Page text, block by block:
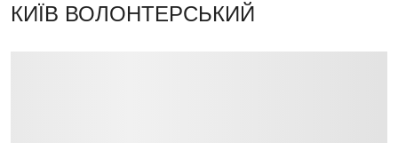
КИЇВ ВОЛОНТЕРСЬКИЙ